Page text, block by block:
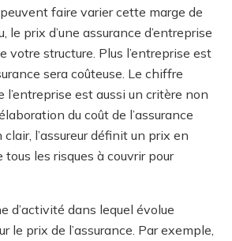
peuvent faire varier cette marge de
le prix d’une assurance d’entreprise
votre structure. Plus l’entreprise est
sera coûteuse. Le chiffre
l’entreprise est aussi un critère non
du coût de l’assurance
l’assureur définit un prix en
les risques à couvrir pour
d’activité dans lequel évolue
le prix de l’assurance. Par exemple,